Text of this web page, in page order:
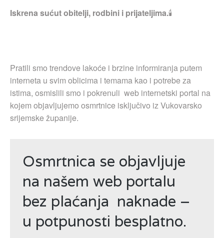
Iskrena sućut obitelji, rodbini i prijateljima.🕯
Pratili smo trendove lakoće i brzine informiranja putem
interneta u svim oblicima i temama kao i potrebe za
istima, osmislili smo i pokrenuli web internetski portal na
kojem objavljujemo osmrtnice isključivo iz Vukovarsko
srijemske županije.
Osmrtnica se objavljuje
na našem web portalu
bez plaćanja naknade –
u potpunosti besplatno.